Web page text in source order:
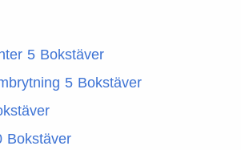
5 Bokstäver
5 Bokstäver
Bokstäver